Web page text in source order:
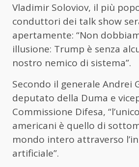
Vladimir Soloviov, il più
conduttori dei talk show
apertamente: “Non
illusione: Trump è senza
nostro nemico di sistema”.
Secondo il generale Andrei
deputato della Duma e
Commissione Difesa,
americani è quello di
mondo intero attraverso
artificiale”.